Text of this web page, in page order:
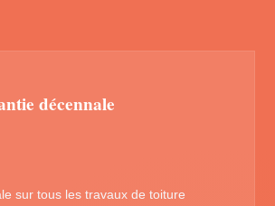
décennale
sur tous les travaux de toiture